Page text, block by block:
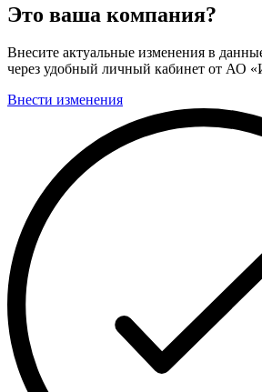
Это ваша компания?
Внесите актуальные изменения в
через удобный личный кабинет от АО
Внести изменения